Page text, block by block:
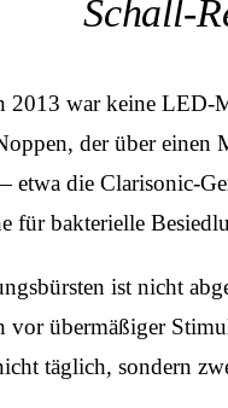
Schall-
war keine LED-
der über
die Clarisonic-
für bakterielle
ist nicht
übermäßiger
täglich, sondern